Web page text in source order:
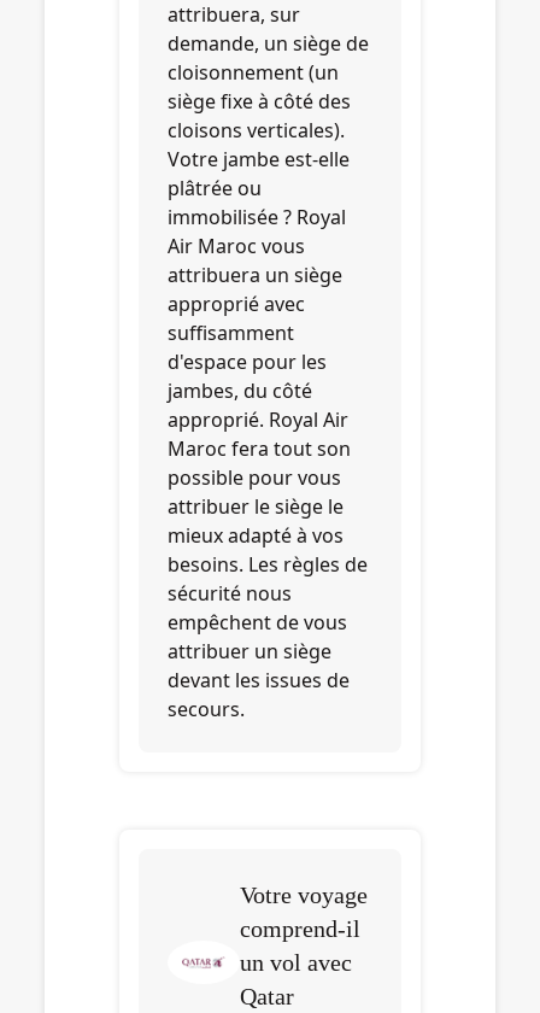
attribuera, sur
demande, un siège de
cloisonnement (un
siège fixe à côté des
cloisons verticales).
Votre jambe est-elle
plâtrée ou
immobilisée ? Royal
Air Maroc vous
attribuera un siège
approprié avec
suffisamment
d'espace pour les
jambes, du côté
approprié. Royal Air
Maroc fera tout son
possible pour vous
attribuer le siège le
mieux adapté à vos
besoins. Les règles de
sécurité nous
empêchent de vous
attribuer un siège
devant les issues de
secours.
Votre voyage
comprend-il
un vol avec
Qatar